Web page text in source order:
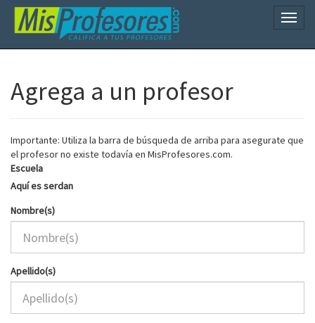
Agrega a un profesor
Importante: Utiliza la barra de búsqueda de arriba para asegurate que
el profesor no existe todavía en MisProfesores.com.
Escuela
Aquí es serdan
Nombre(s)
Apellido(s)